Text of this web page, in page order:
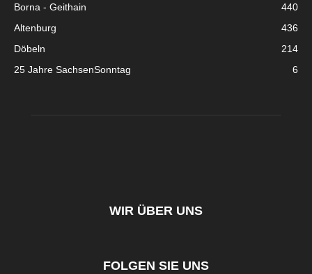
Borna - Geithain
440
Altenburg
436
Döbeln
214
25 Jahre SachsenSonntag
6
WIR ÜBER UNS
FOLGEN SIE UNS